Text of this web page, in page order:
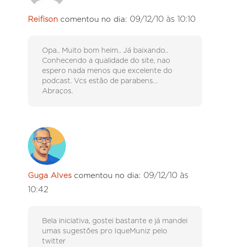
Reifison comentou no dia: 09/12/10 às 10:10
Opa.. Muito bom heim.. Já baixando..
Conhecendo a qualidade do site, nao
espero nada menos que excelente do
podcast. Vcs estão de parabens…
Abraços.
Guga Alves comentou no dia: 09/12/10 às
10:42
Bela iniciativa, gostei bastante e já mandei
umas sugestões pro IqueMuniz pelo
twitter